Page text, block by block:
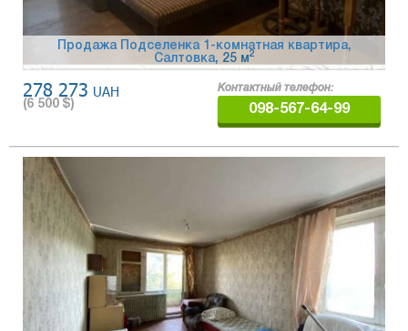
Продажа Подселенка 1-комнатная квартира,
Салтовка, 25 м2
278 273 UAH
(6 500 $)
Контактный телефон:
098-567-64-99